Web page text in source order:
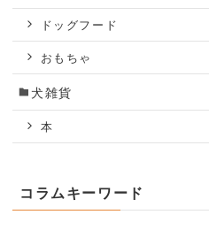
ドッグフード
おもちゃ
犬雑貨
本
コラムキーワード